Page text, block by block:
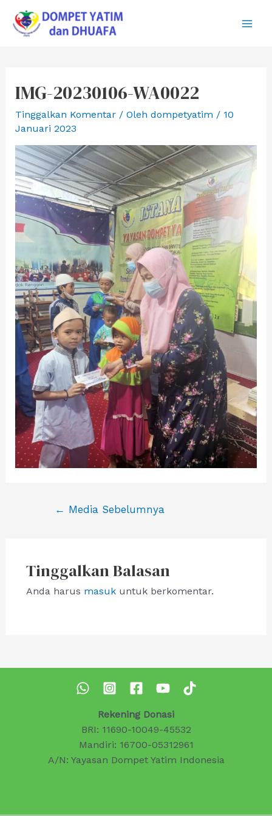
konten
IMG-20230106-WA0022
Tinggalkan Komentar / Oleh dompetyatim / 10
Januari 2023
Navigasi
← Media Sebelumnya
Tinggalkan Balasan
Anda harus masukuntuk berkomentar.
Rekening Donasi
BRI: 11690-10049-45532
Mandiri: 16700-05312961
A/N: Yayasan Dompet Yatim Indonesia